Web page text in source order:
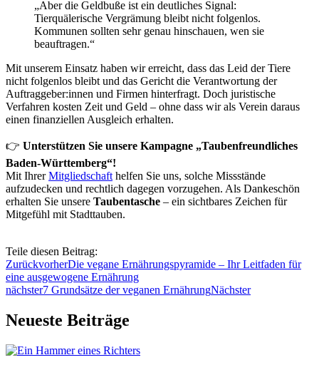
„Aber die Geldbuße ist ein deutliches Signal:
Tierquälerische Vergrämung bleibt nicht folgenlos.
Kommunen sollten sehr genau hinschauen, wen sie
beauftragen.“
Mit unserem Einsatz haben wir erreicht, dass das Leid der Tiere
nicht folgenlos bleibt und das Gericht die Verantwortung der
Auftraggeber:innen und Firmen hinterfragt. Doch juristische
Verfahren kosten Zeit und Geld – ohne dass wir als Verein daraus
einen finanziellen Ausgleich erhalten.
👉 Unterstützen Sie unsere Kampagne „Taubenfreundliches
Baden-Württemberg“!
Mit IhrerMitgliedschaft helfen Sie uns, solche Missstände
aufzudecken und rechtlich dagegen vorzugehen. Als Dankeschön
erhalten Sie unsere Taubentasche – ein sichtbares Zeichen für
Mitgefühl mit Stadttauben.
Teile diesen Beitrag:
ZurückvorherDie vegane Ernährungspyramide – Ihr Leitfaden für
eine ausgewogene Ernährung
nächster7 Grundsätze der veganen ErnährungNächster
Neueste Beiträge